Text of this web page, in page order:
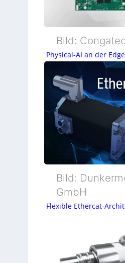
Bild:
Physical-AI an der Edge
Bild:
GmbH
Flexible Ethercat-